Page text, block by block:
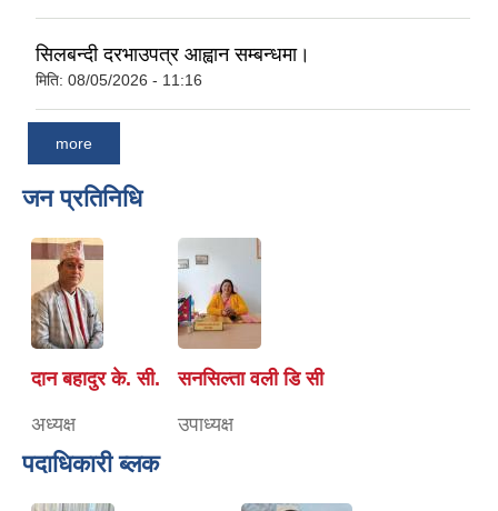
सिलबन्दी दरभाउपत्र आह्वान सम्बन्धमा।
मिति: 08/05/2026 - 11:16
more
जन प्रतिनिधि
दान बहादुर के. सी.
अध्यक्ष
सनसिल्ता वली डि सी
उपाध्यक्ष
पदाधिकारी ब्लक